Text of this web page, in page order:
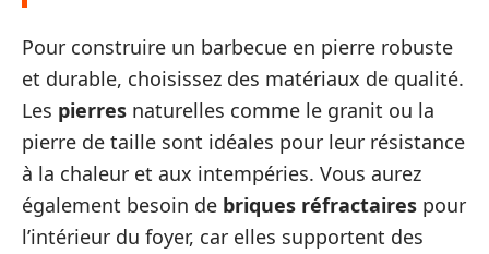
Pour construire un barbecue en pierre robuste
et durable, choisissez des matériaux de qualité.
Les pierres naturelles comme le granit ou la
pierre de taille sont idéales pour leur résistance
à la chaleur et aux intempéries. Vous aurez
également besoin de briques réfractaires pour
l’intérieur du foyer, car elles supportent des